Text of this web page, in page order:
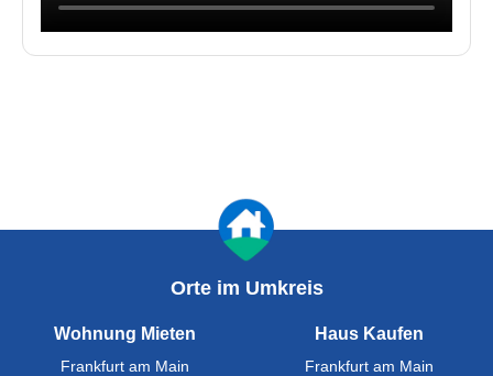
Orte im Umkreis
Wohnung Mieten
Frankfurt am Main
Haus Kaufen
Frankfurt am Main